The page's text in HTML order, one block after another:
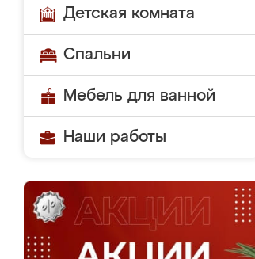
Детская комната
Спальни
Мебель для ванной
Наши работы